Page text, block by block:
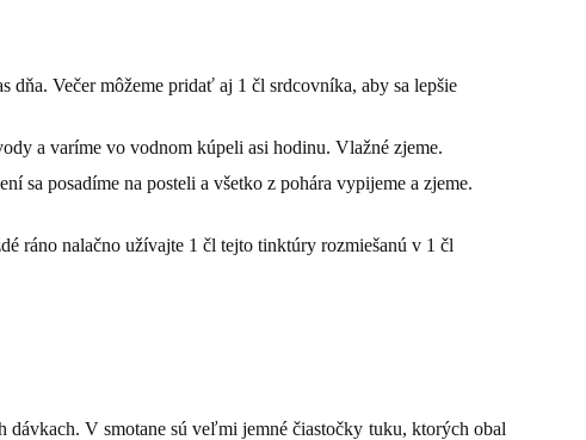
Večer môžeme pridať aj 1 čl srdcovníka, aby sa lepšie
a varíme vo vodnom kúpeli asi hodinu. Vlažné zjeme.
sa posadíme na posteli a všetko z pohára vypijeme a zjeme.
ráno nalačno užívajte 1 čl tejto tinktúry rozmiešanú v 1 čl
dávkach. V smotane sú veľmi jemné čiastočky tuku, ktorých obal